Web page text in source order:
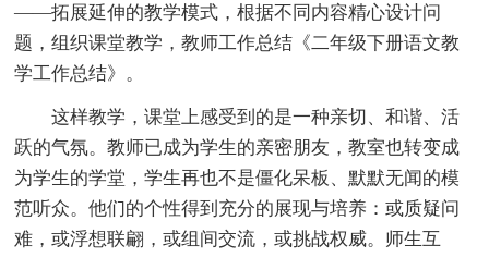
――拓展延伸的教学模式，根据不同内容精心设计问
题，组织课堂教学，教师工作总结《二年级下册语文教
学工作总结》。
这样教学，课堂上感受到的是一种亲切、和谐、活
跃的气氛。教师已成为学生的亲密朋友，教室也转变成
为学生的学堂，学生再也不是僵化呆板、默默无闻的模
范听众。他们的个性得到充分的展现与培养：或质疑问
难，或浮想联翩，或组间交流，或挑战权威。师生互